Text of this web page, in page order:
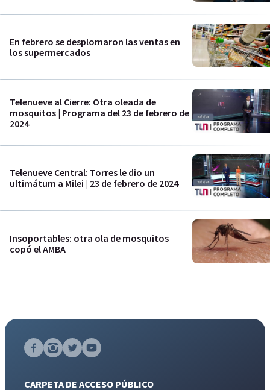
En febrero se desplomaron las ventas en
los supermercados
Telenueve al Cierre: Otra oleada de
mosquitos | Programa del 23 de febrero de
2024
Telenueve Central: Torres le dio un
ultimátum a Milei | 23 de febrero de 2024
Insoportables: otra ola de mosquitos
copó el AMBA
CARPETA DE ACCESO PÚBLICO